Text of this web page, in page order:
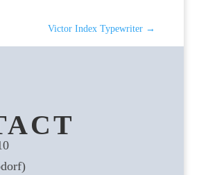
Victor Index Typewriter →